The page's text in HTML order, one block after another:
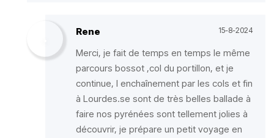
Rene 15-8-2024
Merci, je fait de temps en temps le même
parcours bossot ,col du portillon, et je
continue, l enchaînement par les cols et fin
à Lourdes.se sont de très belles ballade à
faire nos pyrénées sont tellement jolies à
découvrir, je prépare un petit voyage en